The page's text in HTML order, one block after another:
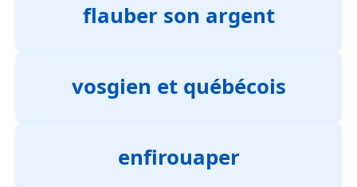
flauber son argent
vosgien et québécois
enfirouaper